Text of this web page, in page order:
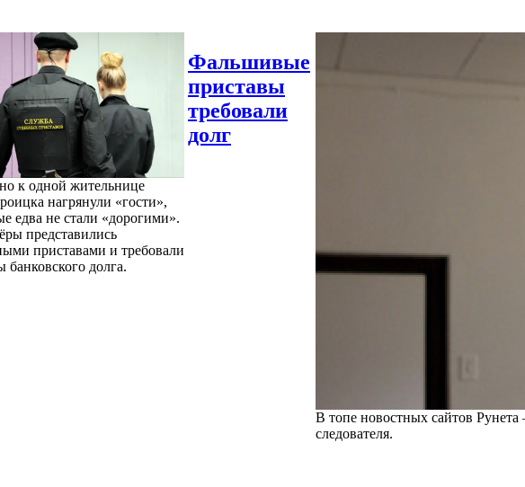
к одной жительнице
нагрянули «гости»,
едва не стали «дорогими».
представились
приставами и требовали
банковского долга.
Фальшивые
приставы
требовали
долг
В топе новостных сайтов Рунета
следователя.